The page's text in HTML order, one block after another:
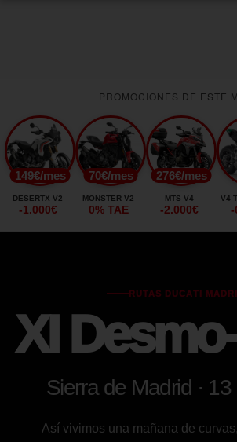
PROMOCIONES DE ESTE
149€/mes
DESERTX V2
-1.000€
70€/mes
MONSTER V2
0% TAE
276€/mes
MTS V4
-2.000€
V4
-
RUTAS DUCATI
XI
Sierra de Madrid ·
Así vivimos una mañana de